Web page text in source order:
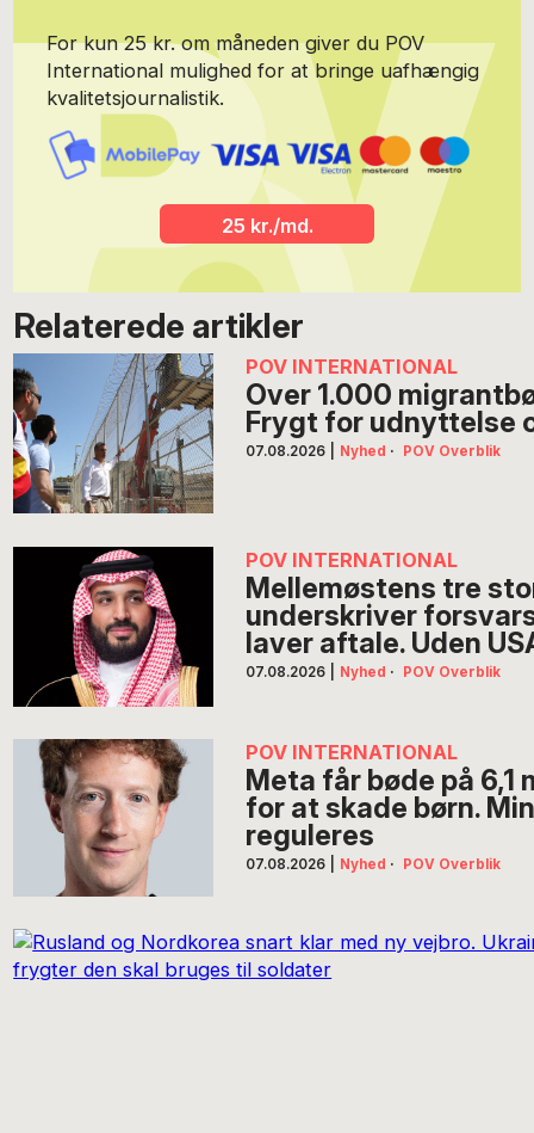
For kun 25 kr. om måneden giver du POV
International mulighed for at bringe uafhængig
kvalitetsjournalistik.
25 kr./md.
Relaterede artikler
POV INTERNATIONAL
Over 1.000
Frygt for udnyttelse
07.08.2026 Nyhed · POV Overblik
POV INTERNATIONAL
Mellemøstens tre
underskriver
laver aftale. Uden
07.08.2026 Nyhed · POV Overblik
POV INTERNATIONAL
Meta får bøde på 6,1
for at skade børn.
reguleres
07.08.2026 Nyhed · POV Overblik